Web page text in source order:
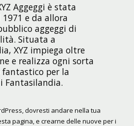
Aggeggi è stata
e da allora
aggeggi di
Situata a
XYZ impiega oltre
e realizza ogni sorta
fantastico per la
Fantasilandia.
dovresti andare nella tua
pagina, e crearne delle nuove per i